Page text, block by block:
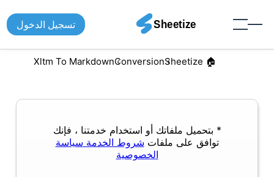
تسجيل الدخول
🏠︎ Sheetize
Conversion
Xltm To Markdown
* بتحميل ملفاتك أو استخدام خدمتنا ، فإنك
توافق على ملفات شروط الخدمة سياسة
الخصوصية